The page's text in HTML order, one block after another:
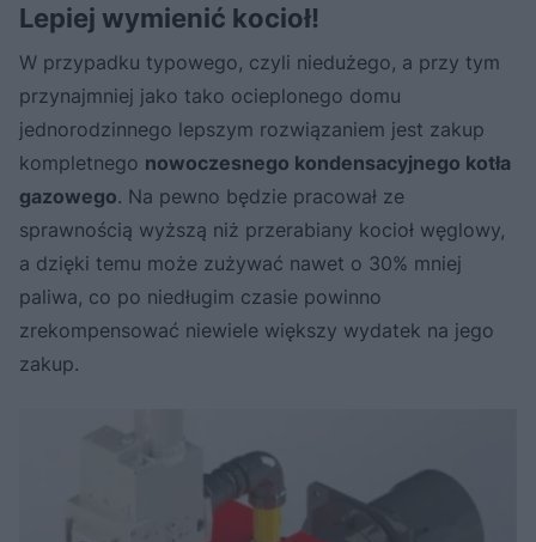
Lepiej wymienić kocioł!
W przypadku typowego, czyli niedużego, a przy tym
przynajmniej jako tako ocieplonego domu
jednorodzinnego lepszym rozwiązaniem jest zakup
kompletnego nowoczesnego kondensacyjnego kotła
gazowego. Na pewno będzie pracował ze
sprawnością wyższą niż przerabiany kocioł węglowy,
a dzięki temu może zużywać nawet o 30% mniej
paliwa, co po niedługim czasie powinno
zrekompensować niewiele większy wydatek na jego
zakup.